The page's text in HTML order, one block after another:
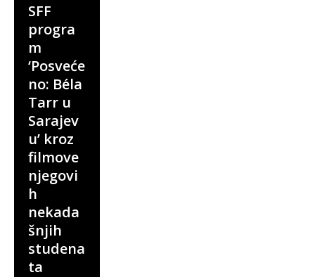
SFF
progra
m
‘Posveće
no: Béla
Tarr u
Sarajev
u’ kroz
filmove
njegovi
h
nekada
šnjih
studena
ta